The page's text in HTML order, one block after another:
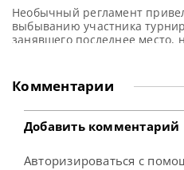
Необычный регламент
выбыванию участника
занявшего последнее место,
Марк Дэвис выиграл
Однако этот турнир
завершением группового
участников набрали
Комментарии
Добавить комментарий
Авторизироваться с